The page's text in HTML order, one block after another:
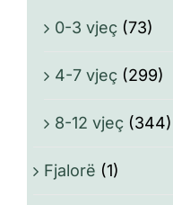
0-3 vjeç (73)
4-7 vjeç (299)
8-12 vjeç (344)
Fjalorë (1)